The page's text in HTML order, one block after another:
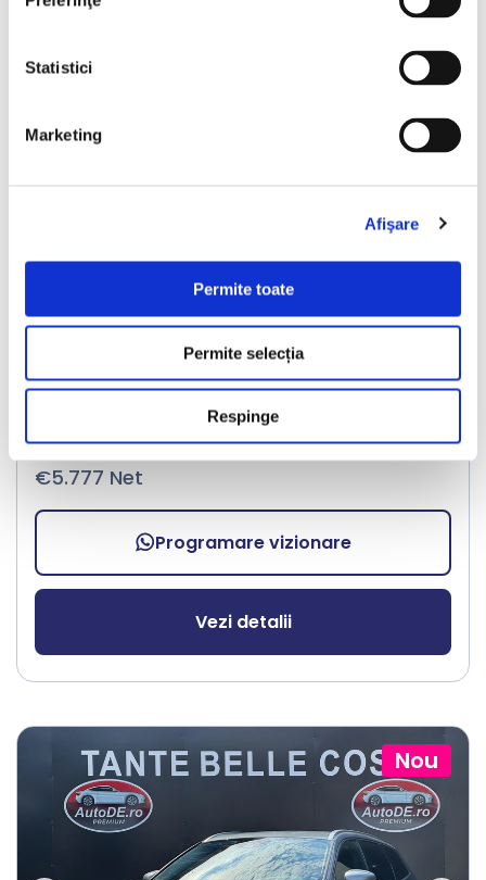
Statistici
Marketing
Afişare
Permite toate
Permite selecția
Respinge
Bucuresti Odaii
€6.990
€5.777 Net
TVA inclus si Deductibil
Programare vizionare
Vezi detalii
Nou